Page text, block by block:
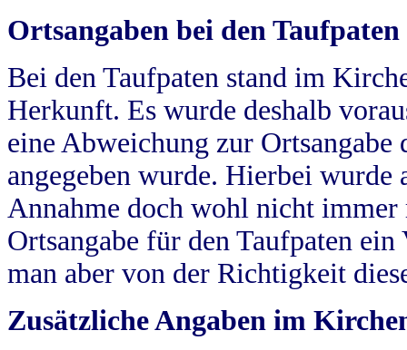
Ortsangaben bei den Taufpaten
Bei den Taufpaten stand im
Herkunft. Es wurde deshalb
eine Abweichung zur
angegeben wurde. Hierbei wurde
Annahme doch wohl nicht
Ortsangabe für den Taufpaten
man aber von der Richtigkeit
Zusätzliche Angaben im